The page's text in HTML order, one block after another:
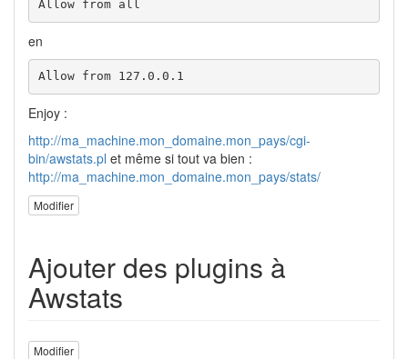
Allow from all
en
Allow from 127.0.0.1
Enjoy :
http://ma_machine.mon_domaine.mon_pays/cgi-
bin/awstats.pl et même si tout va bien :
http://ma_machine.mon_domaine.mon_pays/stats/
Modifier
Ajouter des plugins à
Awstats
Modifier